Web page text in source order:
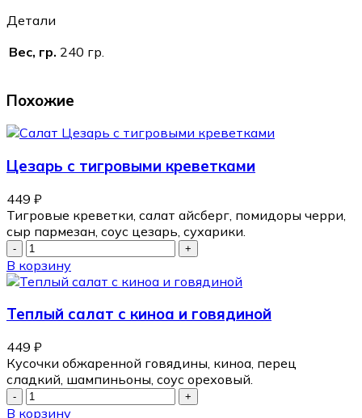
Детали
Вес, гр. 240 гр.
Похожие
Цезарь с тигровыми креветками
449 ₽
Тигровые креветки, салат айсберг, помидоры черри,
сыр пармезан, соус цезарь, сухарики.
В корзину
Теплый салат с киноа и говядиной
449 ₽
Кусочки обжаренной говядины, киноа, перец
сладкий, шампиньоны, соус ореховый.
В корзину